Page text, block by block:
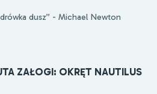
dusz” - Michael Newton
ZAŁOGI: OKRĘT NAUTILUS